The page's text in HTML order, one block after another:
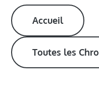
Accueil
Toutes les